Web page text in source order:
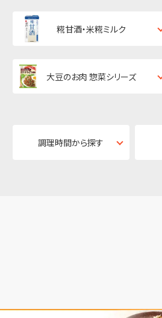
糀甘酒・米糀ミルク
大豆のお肉 惣菜シリーズ
調理時間から探す